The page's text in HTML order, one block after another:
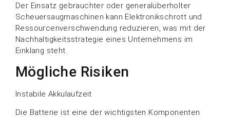
Der Einsatz gebrauchter oder generalüberholter
Scheuersaugmaschinen kann Elektronikschrott und
Ressourcenverschwendung reduzieren, was mit der
Nachhaltigkeitsstrategie eines Unternehmens im
Einklang steht.
Mögliche Risiken
Instabile Akkulaufzeit
Die Batterie ist eine der wichtigsten Komponenten